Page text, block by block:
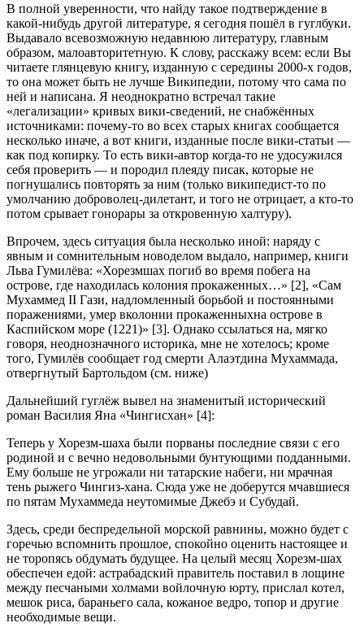
В полной уверенности, что найду такое подтверждение в
какой-нибудь другой литературе, я сегодня пошёл в гуглбуки.
Выдавало всевозможную недавнюю литературу, главным
образом, малоавторитетную. К слову, расскажу всем: если Вы
читаете глянцевую книгу, изданную с середины 2000-х годов,
то она может быть не лучше Википедии, потому что сама по
ней и написана. Я неоднократно встречал такие
«легализации» кривых вики-сведений, не снабжённых
источниками: почему-то во всех старых книгах сообщается
несколько иначе, а вот книги, изданные после вики-статьи —
как под копирку. То есть вики-автор когда-то не удосужился
себя проверить — и породил плеяду писак, которые не
погнушались повторять за ним (только википедист-то по
умолчанию доброволец-дилетант, и того не отрицает, а кто-то
потом срывает гонорары за откровенную халтуру).
Впрочем, здесь ситуация была несколько иной: наряду с
явным и сомнительным новоделом выдало, например, книги
Льва Гумилёва: «Хорезмшах погиб во время побега на
острове, где находилась колония прокаженных…» [2], «Сам
Мухаммед II Гази, надломленный борьбой и постоянными
поражениями, умер вколонии прокаженныхна острове в
Каспийском море (1221)» [3]. Однако ссылаться на, мягко
говоря, неоднозначного историка, мне не хотелось; кроме
того, Гумилёв сообщает год смерти Алаэтдина Мухаммада,
отвергнутый Бартольдом (см. ниже)
Дальнейший гуглёж вывел на знаменитый исторический
роман Василия Яна «Чингисхан» [4]:
Теперь у Хорезм-шаха были порваны последние связи с его
родиной и с вечно недовольными бунтующими подданными.
Ему больше не угрожали ни татарские набеги, ни мрачная
тень рыжего Чингиз-хана. Сюда уже не доберутся мчавшиеся
по пятам Мухаммеда неутомимые Джебэ и Субудай.
Здесь, среди беспредельной морской равнины, можно будет с
горечью вспомнить прошлое, спокойно оценить настоящее и
не торопясь обдумать будущее. На целый месяц Хорезм-шах
обеспечен едой: астрабадский правитель поставил в лощине
между песчаными холмами войлочную юрту, прислал котел,
мешок риса, бараньего сала, кожаное ведро, топор и другие
необходимые вещи.